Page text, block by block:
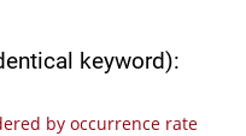
keyword):
by occurrence rate